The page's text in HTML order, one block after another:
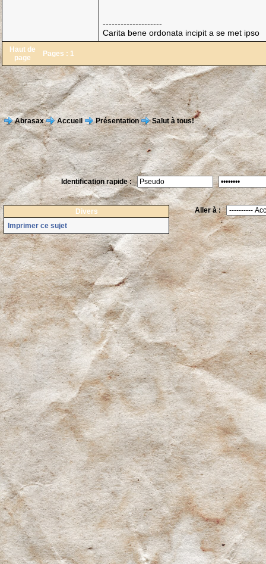
--------------------
Carita bene ordonata incipit a se met ipso
Haut de
page
Pages : 1
Abrasax Accueil Présentation Salut à tous!
Identification rapide :
Divers
Imprimer ce sujet
Aller à :